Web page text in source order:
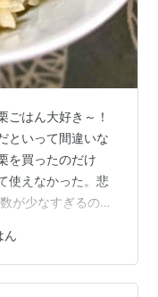
ごはん大好き～！
といって間違いな
を買ったのだけ
使えなかった。悲
が少なすぎるの
めて気づいたの
甘露煮のような甘
、栗ごはんに入れ
ん